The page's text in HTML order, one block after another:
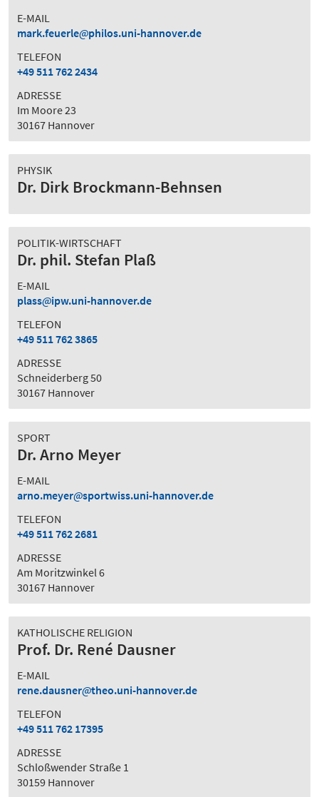
E-MAIL
mark.feuerle
philos.uni-hannover.de
TELEFON
+49 511 762 2434
ADRESSE
Im Moore 23
30167 Hannover
PHYSIK
Dr. Dirk Brockmann-Behnsen
POLITIK-WIRTSCHAFT
Dr. phil. Stefan Plaß
E-MAIL
plass
ipw.uni-hannover.de
TELEFON
+49 511 762 3865
ADRESSE
Schneiderberg 50
30167 Hannover
SPORT
Dr. Arno Meyer
E-MAIL
arno.meyer
sportwiss.uni-hannover.de
TELEFON
+49 511 762 2681
ADRESSE
Am Moritzwinkel 6
30167 Hannover
KATHOLISCHE RELIGION
Prof. Dr. René Dausner
E-MAIL
rene.dausner
theo.uni-hannover.de
TELEFON
+49 511 762 17395
ADRESSE
Schloßwender Straße 1
30159 Hannover